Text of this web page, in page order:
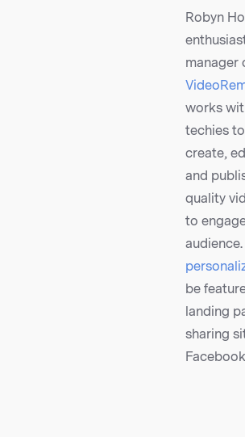
Robyn
manager
works
techies
create,
and
quality
to
audience.
be
landing
sharing